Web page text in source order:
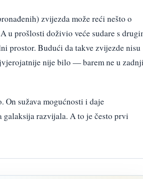
zvijezda može reći nešto o
u prošlosti doživio veće sudare s
prostor. Budući da takve zvijezde nisu
nije bilo — barem ne u
On sužava mogućnosti i daje
galaksija razvijala. A to je često prvi